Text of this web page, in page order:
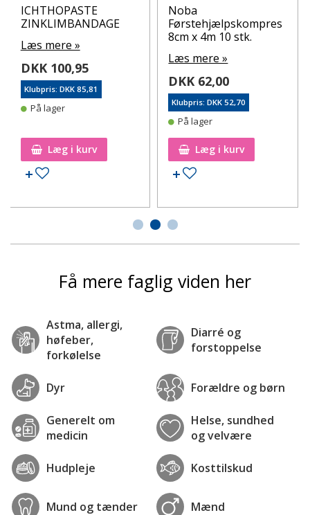
ICHTHOPASTE
ZINKLIMBANDAGE
Læs mere »
DKK 100,95
Klubpris: DKK 85,81
På lager
Læg i kurv
Tilføj til ønskeseddel
Noba
Førstehjælpskompres
8cm x 4m 10 stk.
Læs mere »
DKK 62,00
Klubpris: DKK 52,70
På lager
Læg i kurv
Tilføj til ønskeseddel
Få mere faglig viden her
Astma, allergi,
høfeber,
forkølelse
Diarré og
forstoppelse
Dyr Forældre og børn
Generelt om
medicin
Helse, sundhed
og velvære
Hudpleje Kosttilskud
Mund og tænder Mænd